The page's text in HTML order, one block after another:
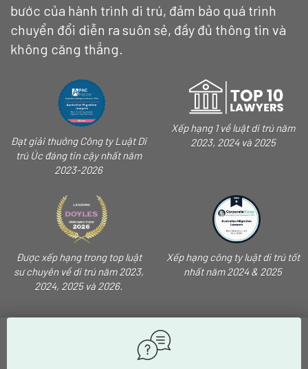
bước của hành trình di trú, đảm bảo quá trình
chuyển đổi diễn ra suôn sẻ, đầy đủ thông tin và
không căng thẳng.
Đạt giải thưởng Công ty Luật Di
trú Úc đáng tin cậy nhất năm
2023-2026
Xếp hạng 1 về luật di trú năm
2023, 2024 và 2025
Được xếp hạng trong top luật
sư chuyên về di trú năm 2023,
2024, 2025 và 2026.
Xếp hạng công ty luật di trú tốt
nhất năm 2024 & 2025